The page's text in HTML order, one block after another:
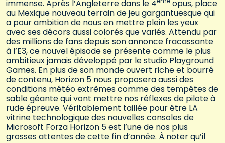
immense. Après l’Angleterre dans le 4
opus, place
au Mexique nouveau terrain de jeu gargantuesque qui
a pour ambition de nous en mettre plein les yeux
avec ses décors aussi colorés que variés. Attendu par
des millions de fans depuis son annonce fracassante
à l’E3, ce nouvel épisode se présente comme le plus
ambitieux jamais développé par le studio Playground
Games. En plus de son monde ouvert riche et bourré
de contenu, Horizon 5 nous proposera aussi des
conditions météo extrêmes comme des tempêtes de
sable géante qui vont mettre nos réflexes de pilote à
rude épreuve. Véritablement taillée pour être LA
vitrine technologique des nouvelles consoles de
Microsoft Forza Horizon 5 est l’une de nos plus
grosses attentes de cette fin d’année. À noter qu’il